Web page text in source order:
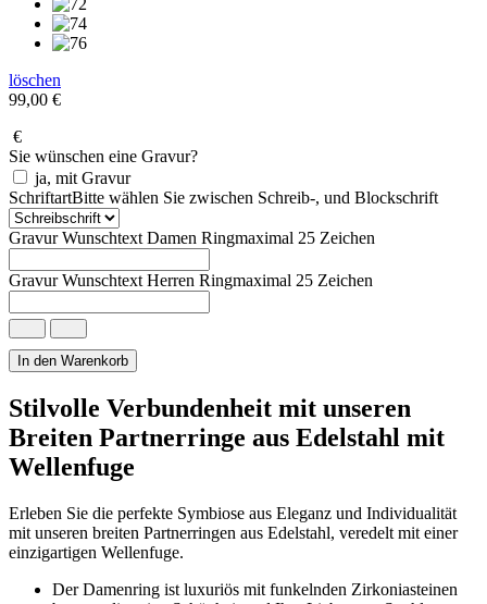
löschen
99,00 €
€
Sie wünschen eine Gravur?
ja, mit Gravur
SchriftartBitte wählen Sie zwischen Schreib-, und Blockschrift
Gravur Wunschtext Damen Ringmaximal 25 Zeichen
Gravur Wunschtext Herren Ringmaximal 25 Zeichen
Partnerringe
Edelstahl
Breit
matt
und
poliert
Menge
In den Warenkorb
Stilvolle Verbundenheit mit unseren
Breiten Partnerringe aus Edelstahl mit
Wellenfuge
Erleben Sie die perfekte Symbiose aus Eleganz und Individualität
mit unseren breiten Partnerringen aus Edelstahl, veredelt mit einer
einzigartigen Wellenfuge.
Der Damenring ist luxuriös mit funkelnden Zirkoniasteinen